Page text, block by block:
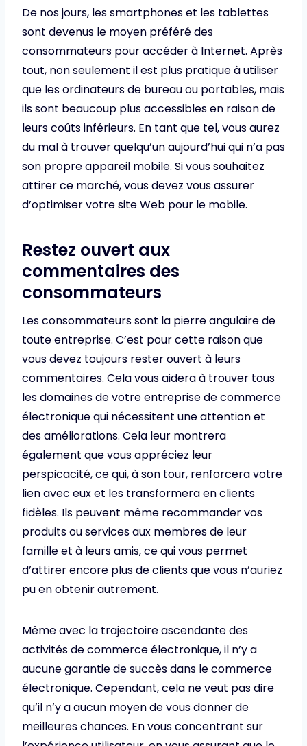
De nos jours, les smartphones et les tablettes
sont devenus le moyen préféré des
consommateurs pour accéder à Internet. Après
tout, non seulement il est plus pratique à utiliser
que les ordinateurs de bureau ou portables, mais
ils sont beaucoup plus accessibles en raison de
leurs coûts inférieurs. En tant que tel, vous aurez
du mal à trouver quelqu’un aujourd’hui qui n’a pas
son propre appareil mobile. Si vous souhaitez
attirer ce marché, vous devez vous assurer
d’optimiser votre site Web pour le mobile.
Restez ouvert aux
commentaires des
consommateurs
Les consommateurs sont la pierre angulaire de
toute entreprise. C’est pour cette raison que
vous devez toujours rester ouvert à leurs
commentaires. Cela vous aidera à trouver tous
les domaines de votre entreprise de commerce
électronique qui nécessitent une attention et
des améliorations. Cela leur montrera
également que vous appréciez leur
perspicacité, ce qui, à son tour, renforcera votre
lien avec eux et les transformera en clients
fidèles. Ils peuvent même recommander vos
produits ou services aux membres de leur
famille et à leurs amis, ce qui vous permet
d’attirer encore plus de clients que vous n’auriez
pu en obtenir autrement.
Même avec la trajectoire ascendante des
activités de commerce électronique, il n’y a
aucune garantie de succès dans le commerce
électronique. Cependant, cela ne veut pas dire
qu’il n’y a aucun moyen de vous donner de
meilleures chances. En vous concentrant sur